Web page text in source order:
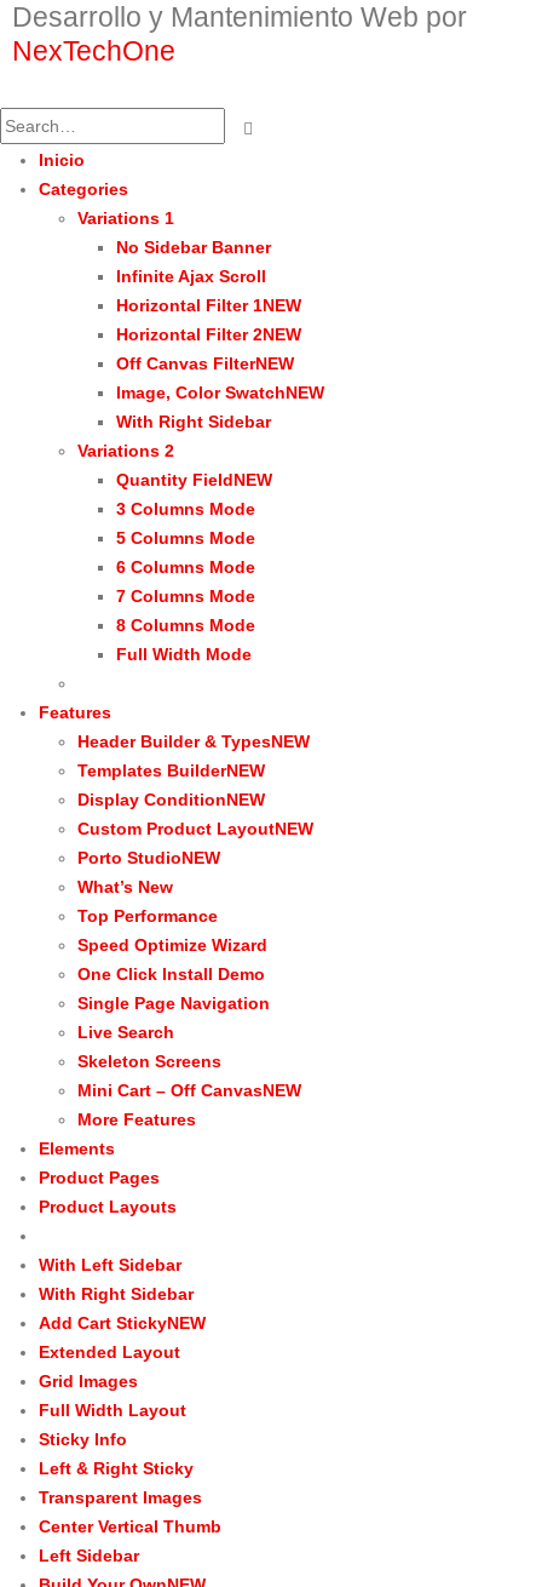
Desarrollo y Mantenimiento Web por
NexTechOne
Inicio
Categories
Variations 1
No Sidebar Banner
Infinite Ajax Scroll
Horizontal Filter 1NEW
Horizontal Filter 2NEW
Off Canvas FilterNEW
Image, Color SwatchNEW
With Right Sidebar
Variations 2
Quantity FieldNEW
3 Columns Mode
5 Columns Mode
6 Columns Mode
7 Columns Mode
8 Columns Mode
Full Width Mode
Features
Header Builder & TypesNEW
Templates BuilderNEW
Display ConditionNEW
Custom Product LayoutNEW
Porto StudioNEW
What’s New
Top Performance
Speed Optimize Wizard
One Click Install Demo
Single Page Navigation
Live Search
Skeleton Screens
Mini Cart – Off CanvasNEW
More Features
Elements
Product Pages
Product Layouts
With Left Sidebar
With Right Sidebar
Add Cart StickyNEW
Extended Layout
Grid Images
Full Width Layout
Sticky Info
Left & Right Sticky
Transparent Images
Center Vertical Thumb
Left Sidebar